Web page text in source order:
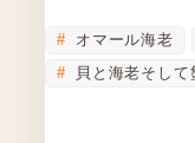
オマール海老
貝と海老そして